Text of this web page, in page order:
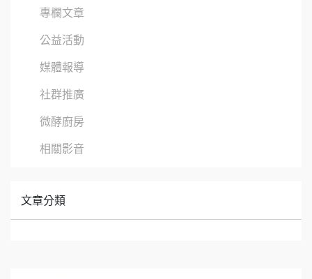
專欄文章
公益活動
媒體報導
社群推廣
微酵廚房
相關影音
文章分類